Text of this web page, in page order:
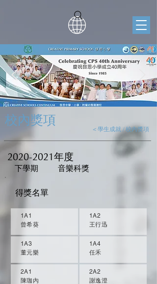
校內獎項
< 學生成就 / 校內獎項
2020-2021 年度
下學期 音樂科獎
得獎名單
1A1
曾希葵
1A3
董元樂
2A1
陳珈內
1A2
王行迅
1A4
任禾
2A2
謝逸澄